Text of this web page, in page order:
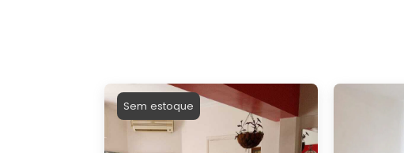
Sem estoque